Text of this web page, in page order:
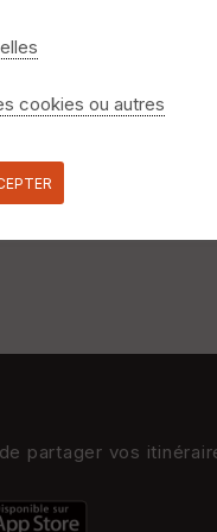
partager vos
cookies ou autres